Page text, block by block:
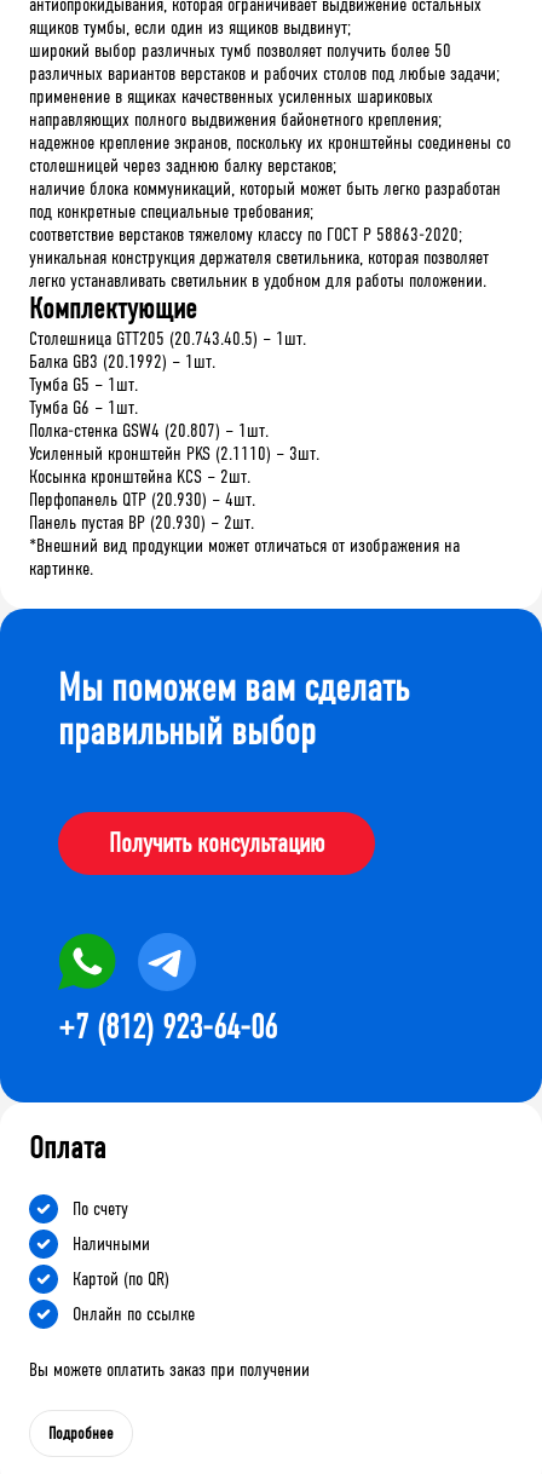
ящиков тумбы, если один из ящиков выдвинут;
широкий выбор различных тумб позволяет получить более 50
различных вариантов верстаков и рабочих столов под любые задачи;
применение в ящиках качественных усиленных шариковых
направляющих полного выдвижения байонетного крепления;
надежное крепление экранов, поскольку их кронштейны соединены со
столешницей через заднюю балку верстаков;
наличие блока коммуникаций, который может быть легко разработан
под конкретные специальные требования;
соответствие верстаков тяжелому классу по ГОСТ Р 58863-2020;
уникальная конструкция держателя светильника, которая позволяет
легко устанавливать светильник в удобном для работы положении.
Комплектующие
Столешница GTT205 (20.743.40.5) – 1шт.
Балка GB3 (20.1992) – 1шт.
Тумба G5 – 1шт.
Тумба G6 – 1шт.
Полка-стенка GSW4 (20.807) – 1шт.
Усиленный кронштейн PKS (2.1110) – 3шт.
Косынка кронштейна KCS – 2шт.
Перфопанель QTP (20.930) – 4шт.
Панель пустая BP (20.930) – 2шт.
*Внешний вид продукции может отличаться от изображения на
картинке.
Мы поможем вам сделать
правильный выбор
Получить консультацию
+7 (812) 923-64-06
Оплата
По счету
Наличными
Картой (по QR)
Онлайн по ссылке
Вы можете оплатить заказ при получении
Подробнее